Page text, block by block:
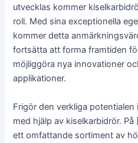
utvecklas kommer
roll. Med sina exceptionella
kommer detta
fortsätta att forma framtiden
möjliggöra nya innovationer
applikationer.
Frigör den verkliga
med hjälp av kiselkarbidrör.
ett omfattande sortiment av